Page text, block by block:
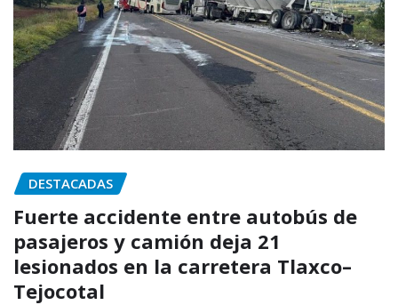
DESTACADAS
Fuerte accidente entre autobús de
pasajeros y camión deja 21
lesionados en la carretera Tlaxco–
Tejocotal